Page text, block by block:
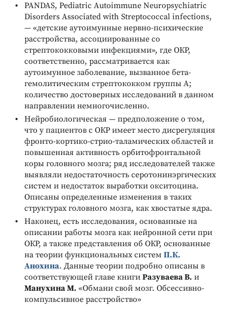
PANDAS, Pediatric Autoimmune Neuropsychiatric
Disorders Associated with Streptococcal infections,
— «детские аутоимунные нервно-психические
расстройства, ассоциированные со
стрептококковыми инфекциями», где ОКР,
соответственно, рассматривается как
аутоимунное заболевание, вызванное бета-
гемолитическим стрептококком группы А;
количество достоверных исследований в данном
направлении немногочисленно.
Нейробиологическая — предположение о том,
что у пациентов с ОКР имеет место дисрегуляция
фронто-кортико-стрио-таламических областей и
повышенная активность орбитофронтальной
коры головного мозга; ряд исследователей также
выявляли недостаточность серотонинэргических
систем и недостаток выработки окситоцина.
Описаны определенные изменения в таких
структурах головного мозга, как хвостатые ядра.
Наконец, есть исследования, основанные на
описании работы мозга как нейронной сети при
ОКР, а также представления об ОКР, основанные
на теории функциональных систем П.К.
Анохина. Данные теории подробно описаны в
соответствующей главе книги Разуваева В. и
Манухина М. «Обмани свой мозг. Обсессивно-
компульсивное расстройство»